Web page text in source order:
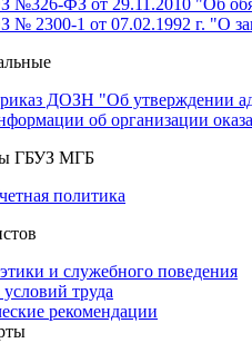
№326-ФЗ от 29.11.2010 "Об
№ 2300-1 от 07.02.1992 г. "О
ДОЗН "Об утверждении
об организации
ГБУЗ МГБ
политика
и служебного поведения
труда
рекомендации